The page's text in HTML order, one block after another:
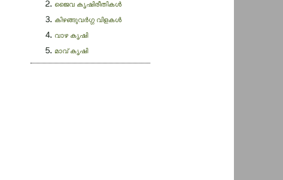
ജൈവ കൃഷിരീതികള്‍
കിഴങ്ങുവർഗ്ഗ വിളകള്‍
വാഴ കൃഷി
മാവ് കൃഷി